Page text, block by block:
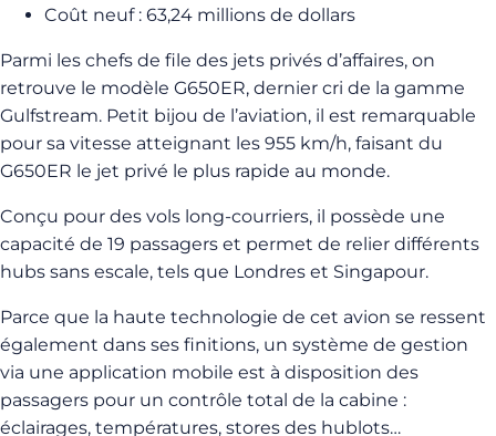
Coût neuf : 63,24 millions de dollars
Parmi les chefs de file des jets privés d’affaires, on
retrouve le modèle G650ER, dernier cri de la gamme
Gulfstream. Petit bijou de l’aviation, il est remarquable
pour sa vitesse atteignant les 955 km/h, faisant du
G650ER le jet privé le plus rapide au monde.
Conçu pour des vols long-courriers, il possède une
capacité de 19 passagers et permet de relier différents
hubs sans escale, tels que Londres et Singapour.
Parce que la haute technologie de cet avion se ressent
également dans ses finitions, un système de gestion
via une application mobile est à disposition des
passagers pour un contrôle total de la cabine :
éclairages, températures, stores des hublots…